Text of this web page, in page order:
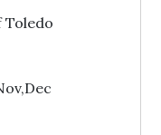
Toledo